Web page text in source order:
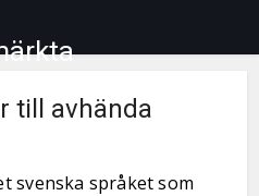
till avhända
svenska språket som